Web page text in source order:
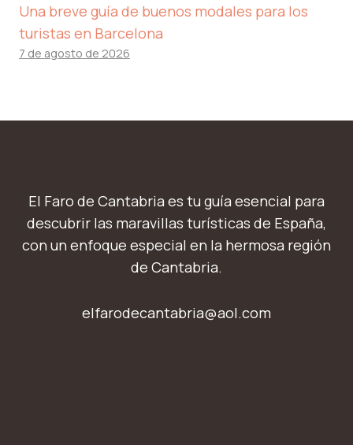
Una breve guía de buenos modales para los
turistas en Barcelona
7 de agosto de 2026
El Faro de Cantabria es tu guía esencial para
descubrir las maravillas turísticas de España,
con un enfoque especial en la hermosa región
de Cantabria.
elfarodecantabria@aol.com